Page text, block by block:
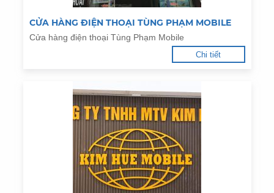
CỬA HÀNG ĐIỆN THOẠI TÙNG PHẠM MOBILE
Cửa hàng điện thoại Tùng Phạm Mobile
Chi tiết